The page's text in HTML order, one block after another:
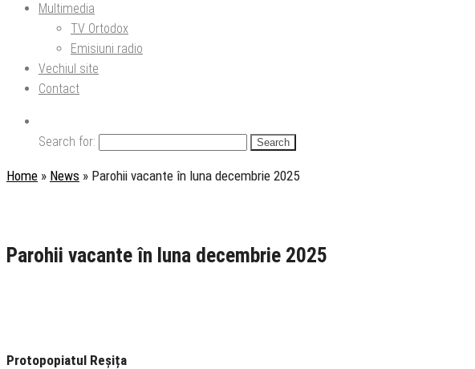
Multimedia
TV Ortodox
Emisiuni radio
Vechiul site
Contact
Search for:
Home » News » Parohii vacante în luna decembrie 2025
Parohii vacante în luna decembrie 2025
Protopopiatul Reșița